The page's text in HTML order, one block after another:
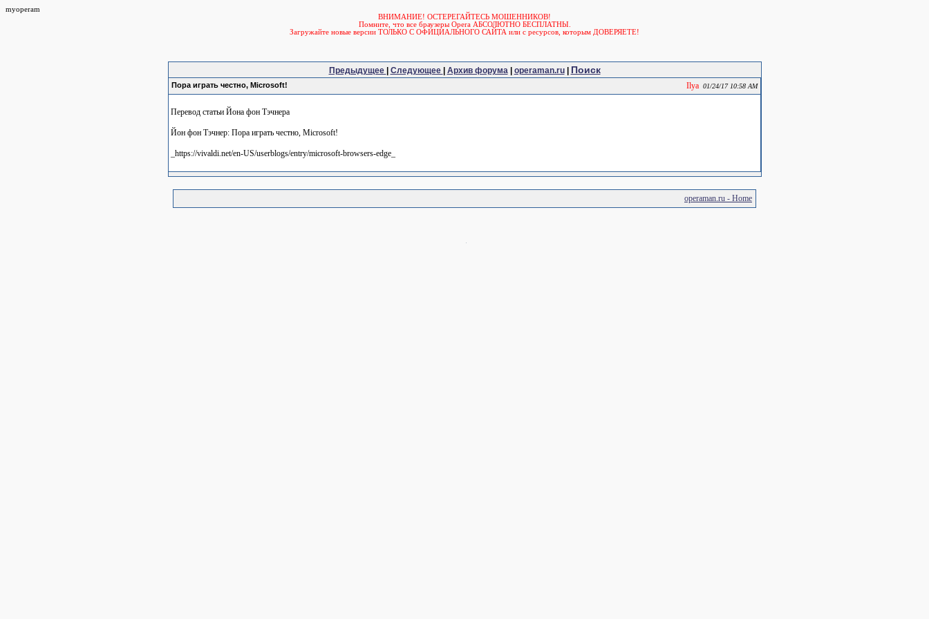
myoperam
ВНИМАНИЕ! ОСТЕРЕГАЙТЕСЬ МОШЕННИКОВ!
Помните, что все браузеры Opera АБСОЛЮТНО БЕСПЛАТНЫ.
Загружайте новые версии ТОЛЬКО С ОФИЦИАЛЬНОГО САЙТА или с ресурсов, которым ДОВЕРЯЕТЕ!
Предыдущее Следующее Архив форума| operaman.ru| Поиск
Пора играть честно, Microsoft! Ilya 01/24/17 10:58 AM
Перевод статьи Йона фон Тэчнера
Йон фон Тэчнер: Пора играть честно, Microsoft!
_https://vivaldi.net/en-US/userblogs/entry/microsoft-browsers-edge_
operaman.ru - Home